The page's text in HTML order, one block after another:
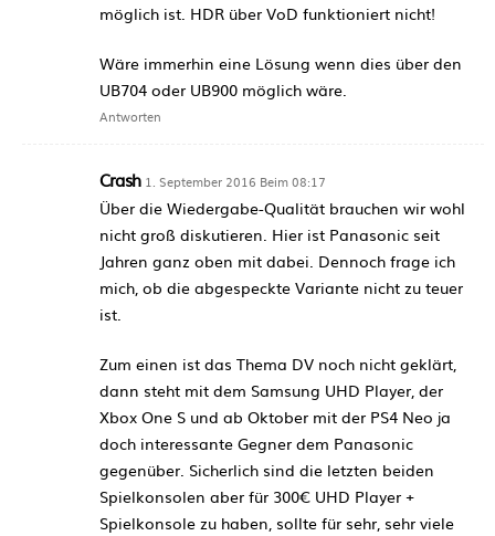
möglich ist. HDR über VoD funktioniert nicht!
Wäre immerhin eine Lösung wenn dies über den
UB704 oder UB900 möglich wäre.
Antworten
Crash 1. September 2016 Beim 08:17
Über die Wiedergabe-Qualität brauchen wir wohl
nicht groß diskutieren. Hier ist Panasonic seit
Jahren ganz oben mit dabei. Dennoch frage ich
mich, ob die abgespeckte Variante nicht zu teuer
ist.
Zum einen ist das Thema DV noch nicht geklärt,
dann steht mit dem Samsung UHD Player, der
Xbox One S und ab Oktober mit der PS4 Neo ja
doch interessante Gegner dem Panasonic
gegenüber. Sicherlich sind die letzten beiden
Spielkonsolen aber für 300€ UHD Player +
Spielkonsole zu haben, sollte für sehr, sehr viele